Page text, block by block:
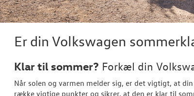
Er din Volkswagen
Klar til sommer? Forkæl din
Når solen og varmen melder sig, er det vigtigt, at
række vigtige punkter og sikrer, at den er klar til